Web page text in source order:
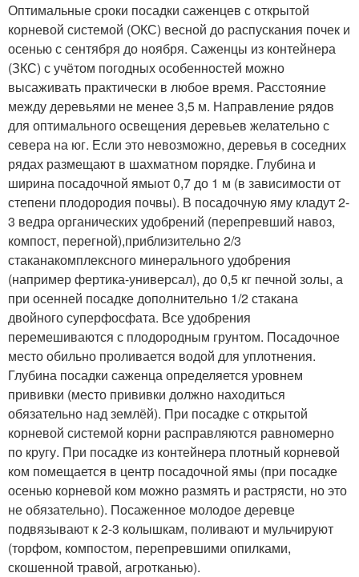
Оптимальные сроки посадки саженцев с открытой
корневой системой (ОКС) весной до распускания почек и
осенью с сентября до ноября. Саженцы из контейнера
(ЗКС) с учётом погодных особенностей можно
высаживать практически в любое время. Расстояние
между деревьями не менее 3,5 м. Направление рядов
для оптимального освещения деревьев желательно с
севера на юг. Если это невозможно, деревья в соседних
рядах размещают в шахматном порядке. Глубина и
ширина посадочной ямыот 0,7 до 1 м (в зависимости от
степени плодородия почвы). В посадочную яму кладут 2-
3 ведра органических удобрений (перепревший навоз,
компост, перегной),приблизительно 2/3
стаканакомплексного минерального удобрения
(например фертика-универсал), до 0,5 кг печной золы, а
при осенней посадке дополнительно 1/2 стакана
двойного суперфосфата. Все удобрения
перемешиваются с плодородным грунтом. Посадочное
место обильно проливается водой для уплотнения.
Глубина посадки саженца определяется уровнем
прививки (место прививки должно находиться
обязательно над землёй). При посадке с открытой
корневой системой корни расправляются равномерно
по кругу. При посадке из контейнера плотный корневой
ком помещается в центр посадочной ямы (при посадке
осенью корневой ком можно размять и растрясти, но это
не обязательно). Посаженное молодое деревце
подвязывают к 2-3 колышкам, поливают и мульчируют
(торфом, компостом, перепревшими опилками,
скошенной травой, агротканью).